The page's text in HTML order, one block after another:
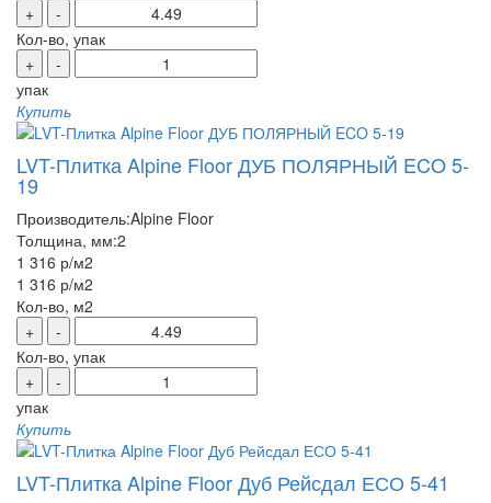
+
-
Кол-во, упак
+
-
упак
Купить
LVT-Плитка Alpine Floor ДУБ ПОЛЯРНЫЙ ECO 5-
19
Производитель:Alpine Floor
Толщина, мм:2
1 316 р/м2
1 316 р/м2
Кол-во, м2
+
-
Кол-во, упак
+
-
упак
Купить
LVT-Плитка Alpine Floor Дуб Рейсдал ЕСО 5-41